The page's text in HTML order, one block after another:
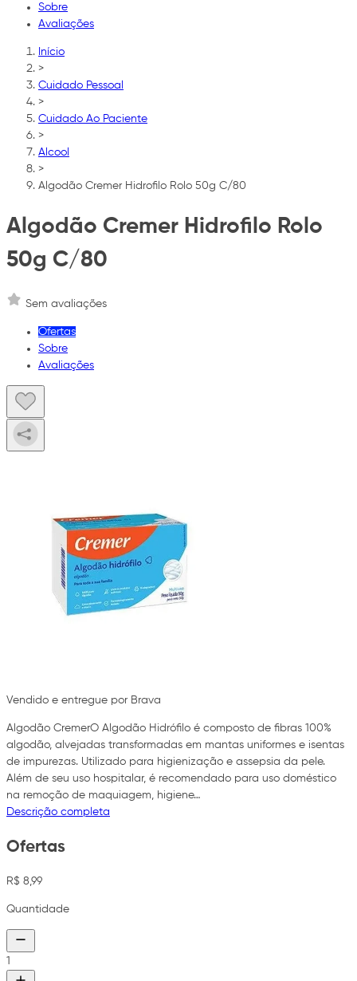
Sobre
Avaliações
Início
>
Cuidado Pessoal
>
Cuidado Ao Paciente
>
Alcool
>
Algodão Cremer Hidrofilo Rolo 50g C/80
Algodão Cremer Hidrofilo Rolo
50g C/80
Sem avaliações
Ofertas
Sobre
Avaliações
Vendido e entregue por Brava
Algodão CremerO Algodão Hidrófilo é composto de fibras 100%
algodão, alvejadas transformadas em mantas uniformes e isentas
de impurezas. Utilizado para higienização e assepsia da pele.
Além de seu uso hospitalar, é recomendado para uso doméstico
na remoção de maquiagem, higiene…
Descrição completa
Ofertas
R$ 8,99
Quantidade
1